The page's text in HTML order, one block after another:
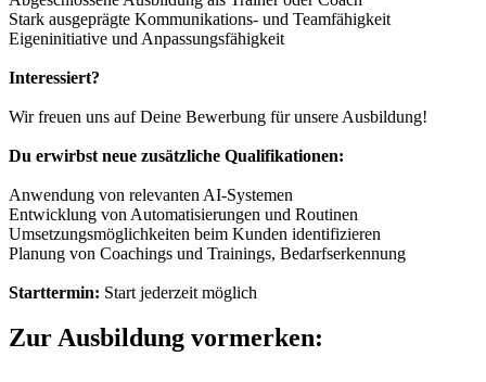
Stark ausgeprägte Kommunikations- und Teamfähigkeit
Eigeninitiative und Anpassungsfähigkeit
Interessiert?
Wir freuen uns auf Deine Bewerbung für unsere Ausbildung!
Du erwirbst neue zusätzliche Qualifikationen:
Anwendung von relevanten AI-Systemen
Entwicklung von Automatisierungen und Routinen
Umsetzungsmöglichkeiten beim Kunden identifizieren
Planung von Coachings und Trainings, Bedarfserkennung
Starttermin: Start jederzeit möglich
Zur Ausbildung vormerken: